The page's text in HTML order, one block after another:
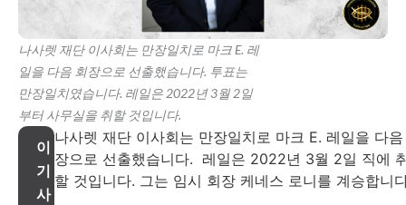
나사렛 재단 이사회는 만장일치로 마크 E. 레
일을 다음 회장으로 선출했습니다. 투표는
만장일치였습니다. 레일은 2022년 3월 2일
부터 사무실을 취할 것입니다.
이
기
사
나사렛 재단 이사회는 만장일치로 마크 E. 레일을 다
장으로 선출했습니다. 레일은 2022년 3월 2일 직에
할 것입니다. 그는 임시 회장 케네스 로니를 계승합니